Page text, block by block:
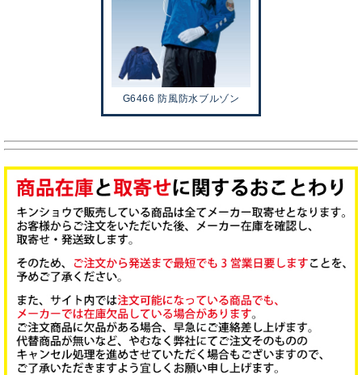
G6466 防風防水ブルゾン